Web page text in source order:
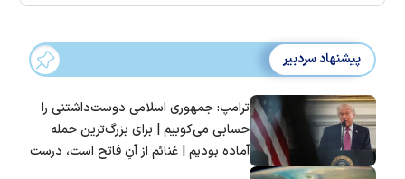
پیشنهاد سردبیر
ترامپ: جمهوری اسلامی دوست‌داشتنی را
حسابی می‌کوبیم | برای بزرگ‌ترین حمله
آماده بودیم | غنائم از آنِ فاتح است، درست